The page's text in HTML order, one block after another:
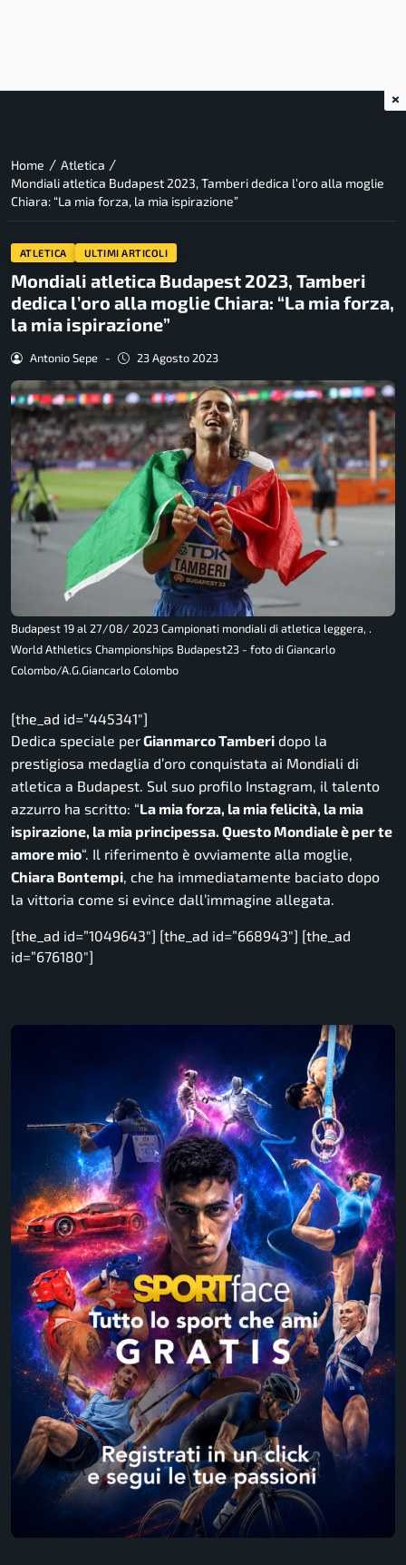
Home / Atletica /
Mondiali atletica Budapest 2023, Tamberi dedica l’oro alla moglie
Chiara: “La mia forza, la mia ispirazione”
ATLETICA ULTIMI ARTICOLI
Mondiali atletica Budapest 2023, Tamberi
dedica l’oro alla moglie Chiara: “La mia forza,
la mia ispirazione”
Antonio Sepe - 23 Agosto 2023
Budapest 19 al 27/08/ 2023 Campionati mondiali di atletica leggera, .
World Athletics Championships Budapest23 - foto di Giancarlo
Colombo/A.G.Giancarlo Colombo
[the_ad id=”445341″]
Dedica speciale perGianmarco Tamberi dopo la
prestigiosa medaglia d’oro conquistata ai Mondiali di
atletica a Budapest. Sul suo profilo Instagram, il talento
azzurro ha scritto: “La mia forza, la mia felicità, la mia
ispirazione, la mia principessa. Questo Mondiale è per te
amore mio“. Il riferimento è ovviamente alla moglie,
Chiara Bontempi, che ha immediatamente baciato dopo
la vittoria come si evince dall’immagine allegata.
[the_ad id=”1049643″] [the_ad id=”668943″] [the_ad
id=”676180″]
×